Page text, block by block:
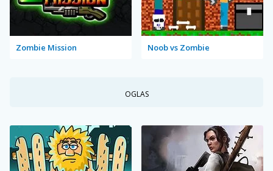
Zombie Mission Noob vs Zombie
OGLAS